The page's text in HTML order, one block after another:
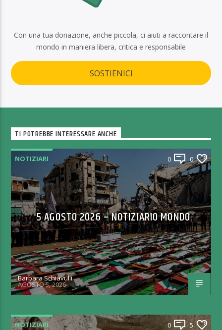
Con una tua donazione, anche piccola, ci aiuti a raccontare il
mondo in maniera libera, critica e responsabile
SOSTIENICI
TI POTREBBE INTERESSARE ANCHE
NOTIZIARI 0 0
5 AGOSTO 2026 – NOTIZIARIO MONDO
Barbara Schiavulli
AGOSTO 5, 2026
NOTIZIARI 0 5